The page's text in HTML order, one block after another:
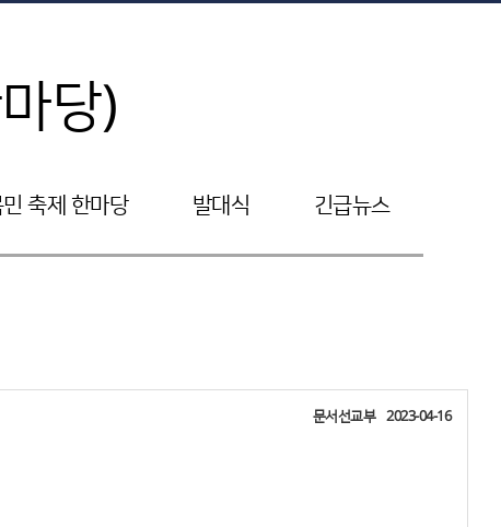
당)
축제 한마당 발대식 긴급뉴스
2023-04-16
문서선교부